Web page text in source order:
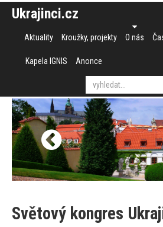
Ukrajinci.cz
Aktuality Kroužky, projekty O nás
Kapela IGNIS Anonce
Světový kongres